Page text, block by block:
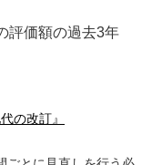
評価額の過去3年
の改訂』